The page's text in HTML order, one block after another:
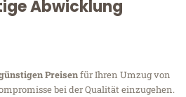
Abwicklung
Preisenfür Ihren Umzug von
bei der Qualität einzugehen.